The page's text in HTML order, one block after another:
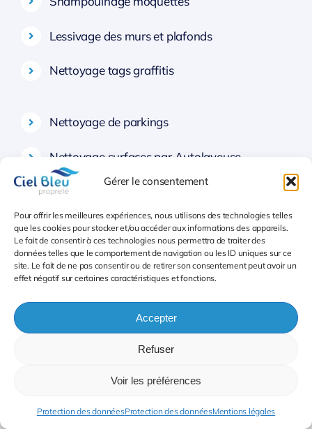
Gérer le consentement
Pour offrir les meilleures expériences, nous utilisons des technologies telles
que les cookies pour stocker et/ou accéder aux informations des appareils.
Le fait de consentir à ces technologies nous permettra de traiter des
données telles que le comportement de navigation ou les ID uniques sur ce
site. Le fait de ne pas consentir ou de retirer son consentement peut avoir un
effet négatif sur certaines caractéristiques et fonctions.
Accepter
Refuser
Voir les préférences
Protection des donnéesProtection des donnéesMentions légales
Lessivage des murs et plafonds
Nettoyage tags graffitis
Nettoyage de parkings
Nettoyage surfaces par Autolaveuse
Nettoyage haute pression
Interventions nettoyage en hauteur
Remplacement de gardien
Entretien des parties communes
Tri sélectif